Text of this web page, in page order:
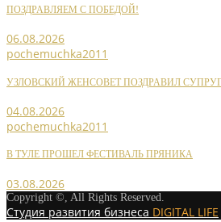
ПОЗДРАВЛЯЕМ С ПОБЕДОЙ!
06.08.2026
pochemuchka2011
УЗЛОВСКИЙ ЖЕНСОВЕТ ПОЗДРАВИЛ
04.08.2026
pochemuchka2011
В ТУЛЕ ПРОШЕЛ ФЕСТИВАЛЬ ПРЯНИКА
03.08.2026
Copyright ©, All Rights Reserved.
Студия развития бизнеса DIGITAL LIFE